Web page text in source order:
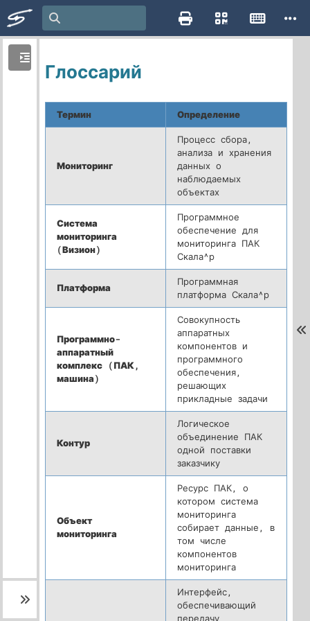
Глоссарий
Термин Определение
Мониторинг
Процесс сбора,
анализа и хранения
данных о
наблюдаемых
объектах
Система
мониторинга
(Визион)
Программное
обеспечение для
мониторинга ПАК
Скала^р
Платформа
Программная
платформа Скала^р
Программно-
аппаратный
комплекс (ПАК,
машина)
Совокупность
аппаратных
компонентов и
программного
обеспечения,
решающих
прикладные задачи
Контур
Логическое
объединение ПАК
одной поставки
заказчику
Объект
мониторинга
Ресурс ПАК, о
котором система
мониторинга
собирает данные, в
том числе
компонентов
мониторинга
Интерфейс,
обеспечивающий
передачу